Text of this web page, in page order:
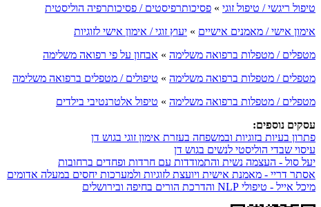
טיפול ריגשי / טיפול זוגי » פסיכותרפיסטים / פסיכותרפיה הוליסטית
אימון אישי / מאמנים אישיים » יעוץ זוגי / אימון אישי לזוגיות
מטפלים / מטפלות ברפואה משלימה » אבחון על פי רפואה משלימה
מטפלים / מטפלות ברפואה משלימה » טיפולים / מטפלים ברפואה משלימה
מטפלים / מטפלות ברפואה משלימה » טיפול אלטרנטיבי בילדים
עסקים נוספים:
פתרון בעיות בזוגיות ובמשפחה בעזרת אימון זוגי בגוש דן
עיסוי שבדי הוליסטי לנשים בגוש דן
יעל סול - העצמה נשית והתמודדות עם חרדות ופחדים ברחובות
אסתר דריי - מאמנת אישית ויועצת לזוגיות ולמערכות יחסים במעלה אדומים
מיכל אייל - טיפולי NLP והדרכת הורים בחיפה ובירושלים